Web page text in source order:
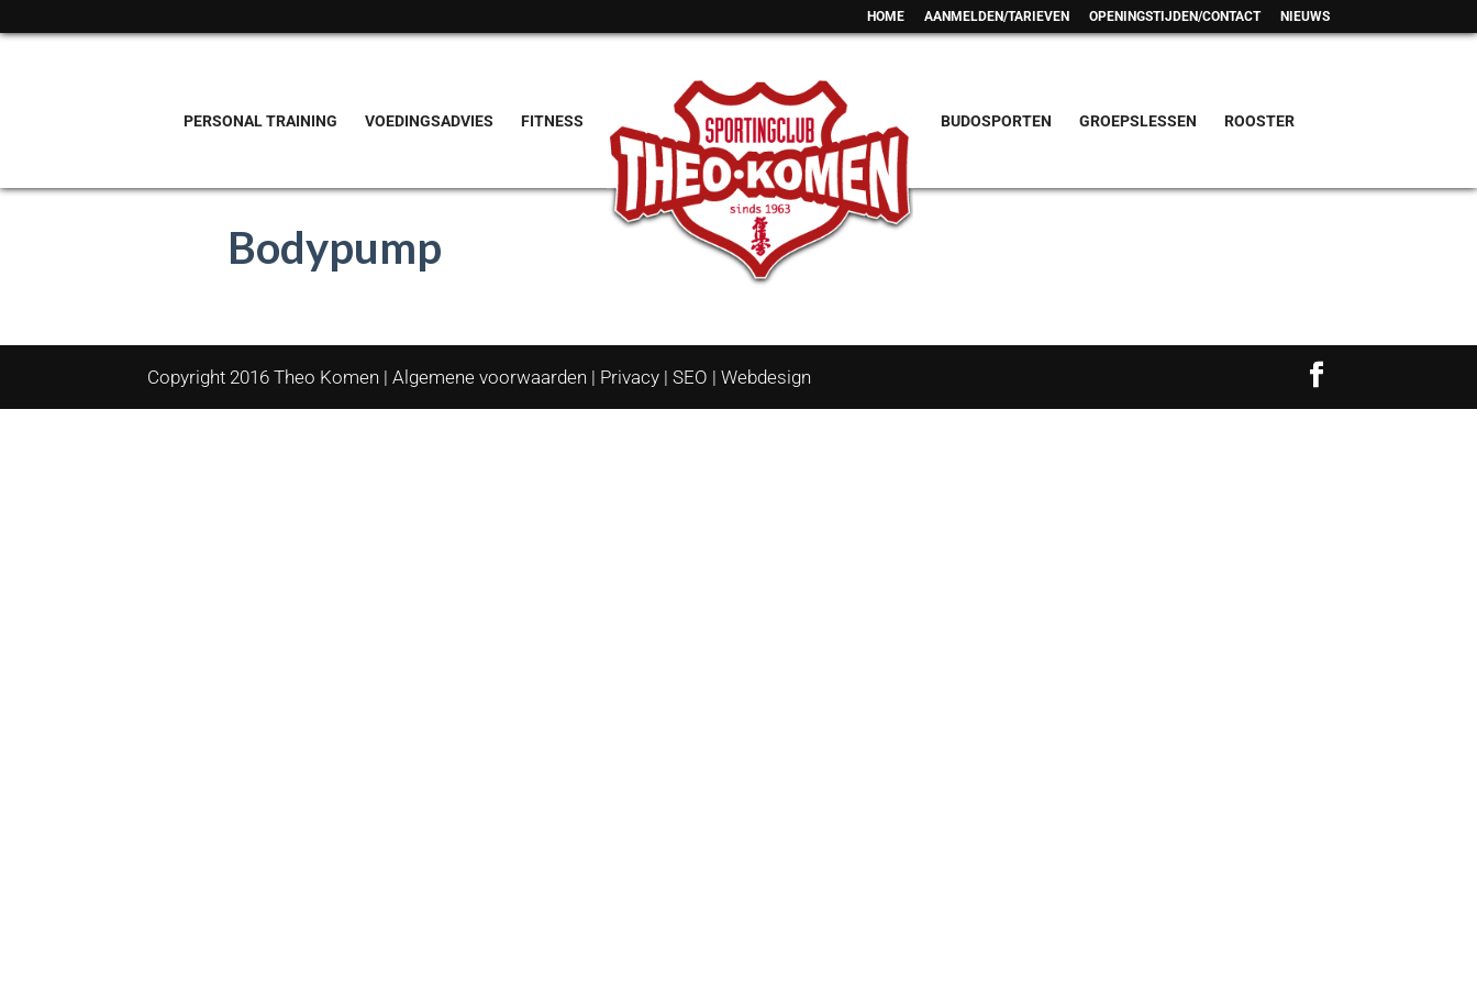
HOME AANMELDEN/TARIEVEN OPENINGSTIJDEN/CONTACT NIEUWS
PERSONAL TRAINING VOEDINGSADVIES FITNESS BUDOSPORTEN GROEPSLESSEN ROOSTER
Bodypump
Copyright 2016 Theo Komen |Algemene voorwaarden | Privacy |SEO |Webdesign